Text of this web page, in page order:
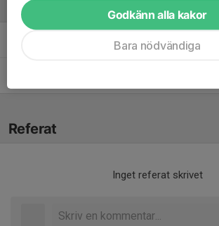
Ledare
Gustaf ClaësonAssisterande tränare
Referat
Inget referat skrivet
Godkänn alla kakor
Bara nödvändiga